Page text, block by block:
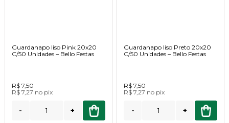
Guardanapo liso Pink 20x20
C/50 Unidades – Bello Festas
R$ 7,50
R$ 7,27 no pix
- +
Guardanapo liso Preto 20x20
C/50 Unidades – Bello Festas
R$ 7,50
R$ 7,27 no pix
- +